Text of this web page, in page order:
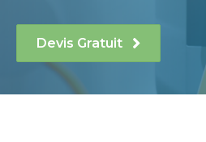
Devis Gratuit